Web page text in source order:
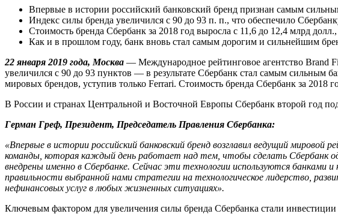
Впервые в истории российский банковский бренд признан самым
Индекс силы бренда увеличился с 90 до 93 п. п., что обеспечило
Стоимость бренда Сбербанк за 2018 год выросла с 11,6 до 12,4 млрд
Как и в прошлом году, банк вновь стал самым дорогим и сильнейшим
22 января 2019 года, Москва — Международное рейтинговое агентство Brand
увеличился с 90 до 93 пунктов — в результате Сбербанк стал самым сильным
мировых брендов, уступив только Ferrari. Стоимость бренда Сбербанк за 2018
В России и странах Центральной и Восточной Европы Сбербанк второй год
Герман Греф, Президент, Председатель Правления Сбербанка:
«Впервые в истории российский банковский бренд возглавил ведущий
команды, которая каждый день работает над тем, чтобы сделать Сбербанк
внедрены именно в Сбербанке. Сейчас эти технологии используются
правильности выбранной нами стратегии на технологическое лидерство,
нефинансовых услуг в любых жизненных ситуациях».
Ключевым фактором для увеличения силы бренда Сбербанка стали